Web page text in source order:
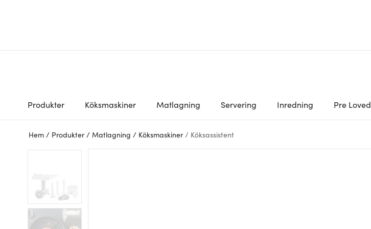
Produkter Köksmaskiner Matlagning Servering Inredning Pre Loved
Hem / Produkter / Matlagning / Köksmaskiner / Köksassistent